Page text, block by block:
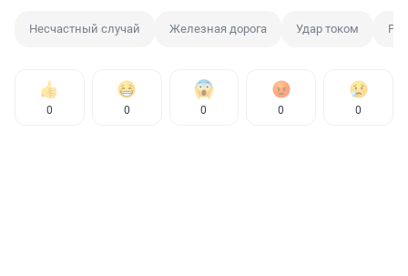
Несчастный случай Железная дорога Удар током
0 0 0 0 0